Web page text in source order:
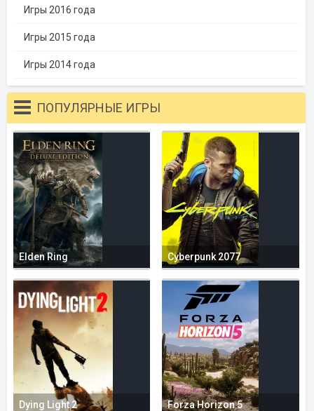
Игры 2016 года
Игры 2015 года
Игры 2014 года
ПОПУЛЯРНЫЕ ИГРЫ
Elden Ring Cyberpunk 2077
Dying Light 2 Forza Horizon 5